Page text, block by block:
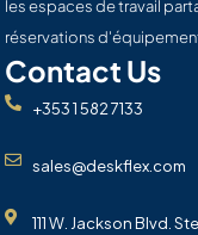
les espaces de travail
réservations
Contact Us
+353 1 582 7133
sales@deskflex.com
111 W. Jackson Blvd.